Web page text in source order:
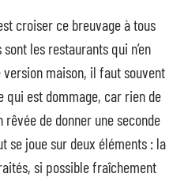
croiser ce breuvage à tous
les restaurants qui n’en
maison, il faut souvent
qui est dommage, car rien de
rêvée de donner une seconde
se joue sur deux éléments : la
si possible fraîchement